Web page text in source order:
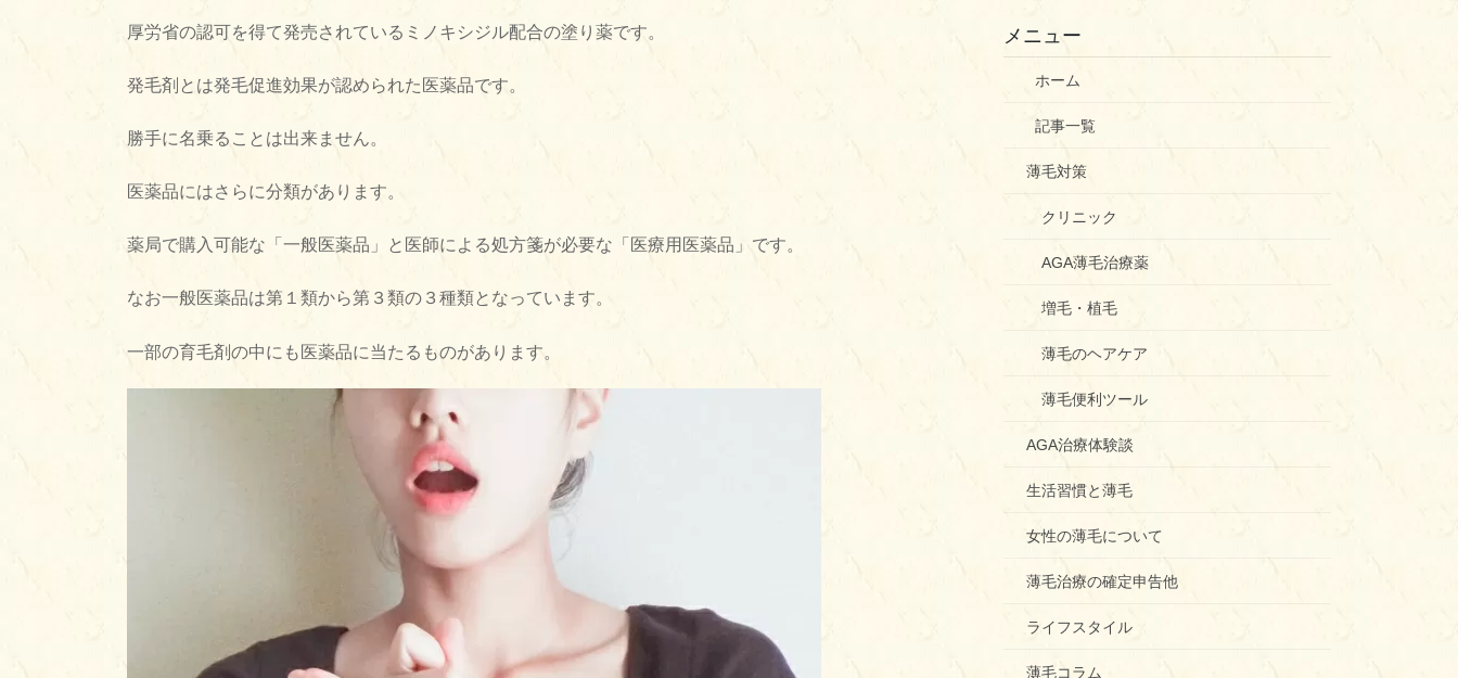
厚労省の認可を得て発売されているミノキシジル配合の塗り薬です。
発毛剤とは発毛促進効果が認められた医薬品です。
勝手に名乗ることは出来ません。
医薬品にはさらに分類があります。
薬局で購入可能な「一般医薬品」と医師による処方箋が必要な「医療用医薬品」です。
なお一般医薬品は第１類から第３類の３種類となっています。
一部の育毛剤の中にも医薬品に当たるものがあります。
メニュー
ホーム
記事一覧
薄毛対策
クリニック
AGA薄毛治療薬
増毛・植毛
薄毛のヘアケア
薄毛便利ツール
AGA治療体験談
生活習慣と薄毛
女性の薄毛について
薄毛治療の確定申告他
ライフスタイル
薄毛コラム